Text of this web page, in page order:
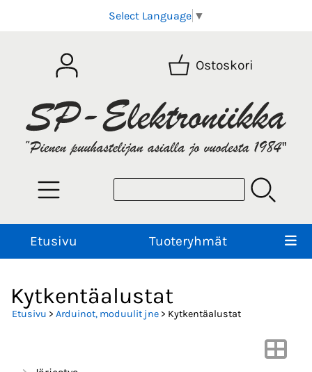
Select Language ▼
Ostoskori
Etusivu Tuoteryhmät
Kytkentäalustat
Etusivu > Arduinot, moduulit jne> Kytkentäalustat